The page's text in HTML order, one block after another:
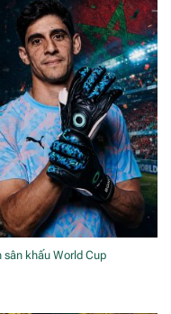
sân khấu World Cup